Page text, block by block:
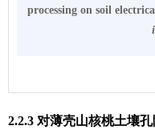
processing on soil
2.2.3 对薄壳山核桃土壤